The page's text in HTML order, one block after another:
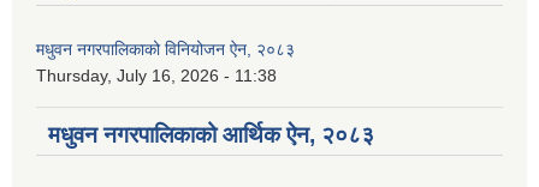
मधुवन नगरपालिकाको विनियोजन ऐन, २०८३
Thursday, July 16, 2026 - 11:38
मधुवन नगरपालिकाको आर्थिक ऐन, २०८३